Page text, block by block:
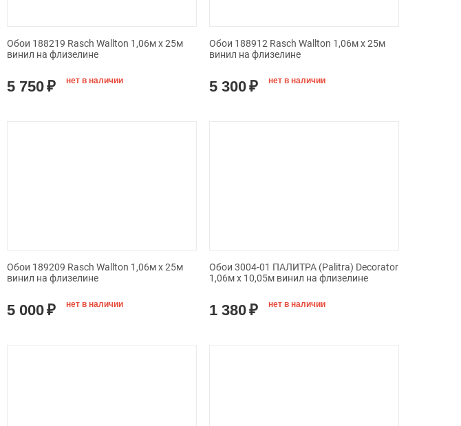
Обои 188219 Rasch Wallton 1,06м x 25м
винил на флизелине
5 750₽ нет в наличии
Обои 188912 Rasch Wallton 1,06м x 25м
винил на флизелине
5 300₽ нет в наличии
Обои 189209 Rasch Wallton 1,06м x 25м
винил на флизелине
5 000₽ нет в наличии
Обои 3004-01 ПАЛИТРА (Palitra) Decorator
1,06м х 10,05м винил на флизелине
1 380₽ нет в наличии